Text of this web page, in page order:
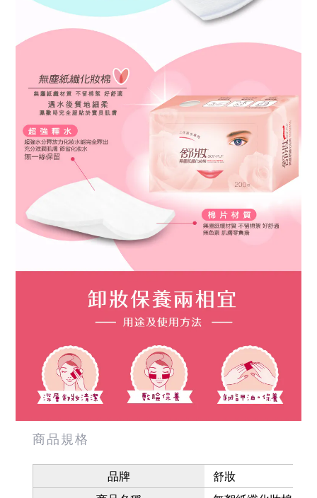
商品規格
品牌
舒妝